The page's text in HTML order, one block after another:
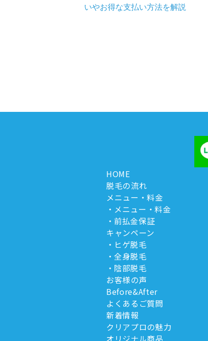
いやお得な支払い方法を解説
HOME
脱毛の流れ
メニュー・料金
メニュー・料金
前払金保証
キャンペーン
ヒゲ脱毛
全身脱毛
陰部脱毛
お客様の声
Before&After
よくあるご質問
新着情報
クリアプロの魅力
オリジナル商品